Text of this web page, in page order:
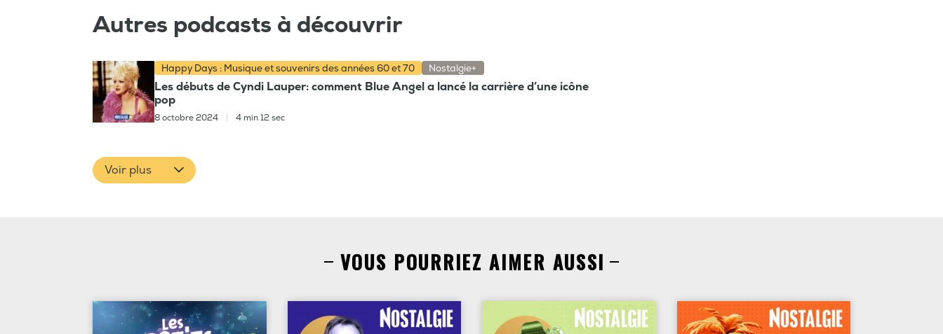
Autres podcasts à découvrir
Happy Days : Musique et souvenirs des années 60 et 70 Nostalgie+
Les débuts de Cyndi Lauper: comment Blue Angel a lancé la carrière d’une icône
pop
8 octobre 2024 4 min 12 sec
Voir plus
VOUS POURRIEZ AIMER AUSSI